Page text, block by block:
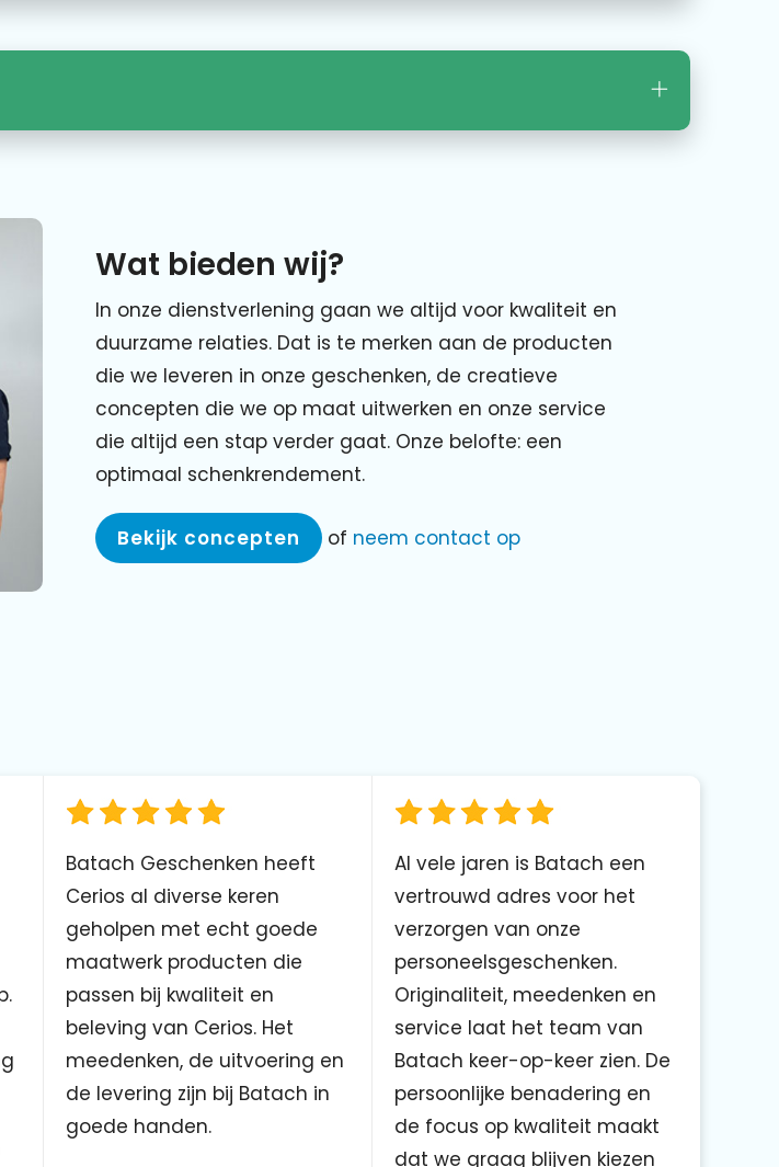
Wat bieden wij?
In onze dienstverlening gaan we altijd voor kwaliteit en
duurzame relaties. Dat is te merken aan de producten
die we leveren in onze geschenken, de creatieve
concepten die we op maat uitwerken en onze service
die altijd een stap verder gaat. Onze belofte: een
optimaal schenkrendement.
Bekijk concepten of neem contact op
Batach Geschenken heeft
Cerios al diverse keren
geholpen met echt goede
maatwerk producten die
passen bij kwaliteit en
beleving van Cerios. Het
meedenken, de uitvoering en
de levering zijn bij Batach in
goede handen.
Al vele jaren is Batach een
vertrouwd adres voor het
verzorgen van onze
personeelsgeschenken.
Originaliteit, meedenken en
service laat het team van
Batach keer-op-keer zien. De
persoonlijke benadering en
de focus op kwaliteit maakt
dat we graag blijven kiezen